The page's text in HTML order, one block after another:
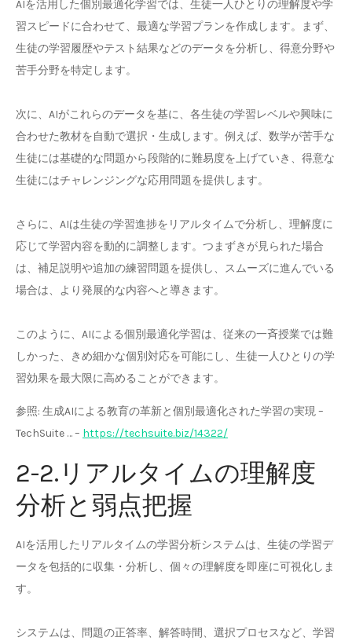
AIを活用した個別最適化学習では、生徒一人ひとりの理解度や学
習スピードに合わせて、最適な学習プランを作成します。まず、
生徒の学習履歴やテスト結果などのデータを分析し、得意分野や
苦手分野を特定します。
次に、AIがこれらのデータを基に、各生徒の学習レベルや興味に
合わせた教材を自動で選択・生成します。例えば、数学が苦手な
生徒には基礎的な問題から段階的に難易度を上げていき、得意な
生徒にはチャレンジングな応用問題を提供します。
さらに、AIは生徒の学習進捗をリアルタイムで分析し、理解度に
応じて学習内容を動的に調整します。つまずきが見られた場合
は、補足説明や追加の練習問題を提供し、スムーズに進んでいる
場合は、より発展的な内容へと導きます。
このように、AIによる個別最適化学習は、従来の一斉授業では難
しかった、きめ細かな個別対応を可能にし、生徒一人ひとりの学
習効果を最大限に高めることができます。
参照: 生成AIによる教育の革新と個別最適化された学習の実現 –
TechSuite … – https://techsuite.biz/14322/
2-2.リアルタイムの理解度
分析と弱点把握
AIを活用したリアルタイムの学習分析システムは、生徒の学習デ
ータを包括的に収集・分析し、個々の理解度を即座に可視化しま
す。
システムは、問題の正答率、解答時間、選択プロセスなど、学習